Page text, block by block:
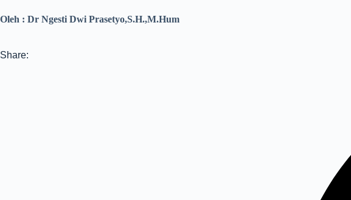
Oleh : Dr Ngesti Dwi Prasetyo,S.H.,M.Hum
Share: